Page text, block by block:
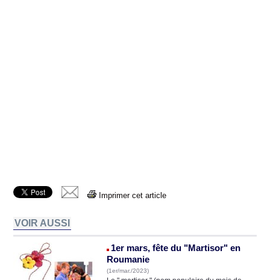
Imprimer cet article
VOIR AUSSI
1er mars, fête du "Martisor" en
Roumanie
(1er/mar./2023)